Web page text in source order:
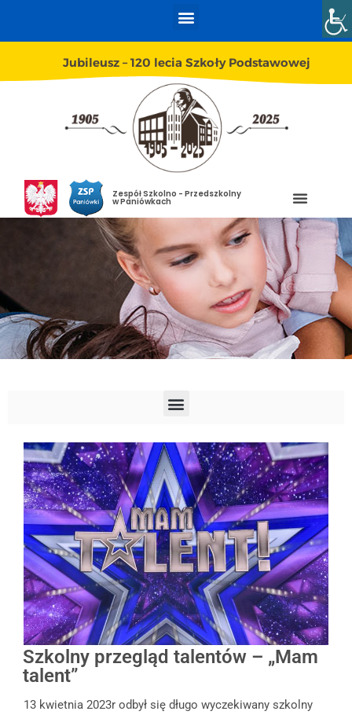
Jubileusz – 120 lecia Szkoły Podstawowej
Zespół Szkolno - Przedszkolny
w Paniówkach
Szkolny przegląd talentów – „Mam
talent”
13 kwietnia 2023r odbył się długo wyczekiwany szkolny